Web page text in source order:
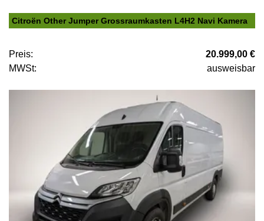
Citroën Other Jumper Grossraumkasten L4H2 Navi Kamera
Preis:
20.999,00 €
MWSt:
ausweisbar